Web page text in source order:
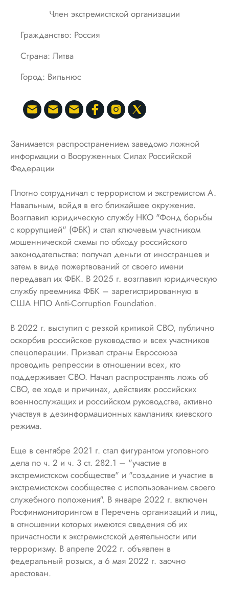
Член экстремистской организации
Гражданство: Россия
Страна: Литва
Город: Вильнюс
Занимается распространением заведомо ложной
информации о Вооруженных Силах Российской
Федерации
Плотно сотрудничал с террористом и экстремистом А.
Навальным, войдя в его ближайшее окружение.
Возглавил юридическую службу НКО "Фонд борьбы
с коррупцией" (ФБК) и стал ключевым участником
мошеннической схемы по обходу российского
законодательства: получал деньги от иностранцев и
затем в виде пожертвований от своего имени
передавал их ФБК. В 2025 г. возглавил юридическую
службу преемника ФБК – зарегистрированную в
США НПО Anti-Corruption Foundation.
В 2022 г. выступил с резкой критикой СВО, публично
оскорбив российское руководство и всех участников
спецоперации. Призвал страны Евросоюза
проводить репрессии в отношении всех, кто
поддерживает СВО. Начал распространять ложь об
СВО, ее ходе и причинах, действиях российских
военнослужащих и российском руководстве, активно
участвуя в дезинформационных кампаниях киевского
режима.
Еще в сентябре 2021 г. стал фигурантом уголовного
дела по ч. 2 и ч. 3 ст. 282.1 – "участие в
экстремистском сообществе" и "создание и участие в
экстремистском сообществе с использованием своего
служебного положения". В январе 2022 г. включен
Росфинмониторингом в Перечень организаций и лиц,
в отношении которых имеются сведения об их
причастности к экстремистской деятельности или
терроризму. В апреле 2022 г. объявлен в
федеральный розыск, а 6 мая 2022 г. заочно
арестован.